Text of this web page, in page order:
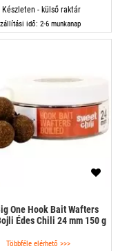
Készleten - külső raktár
idő: 2-6 munkanap
One Hook Bait Wafters
Édes Chili 24 mm 150 g
Többféle elérhető >>>